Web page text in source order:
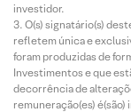
investidor.
O(s) signatário(s)
refletem única e
foram produzidas de
Investimentos e que
decorrência de
remuneração(es)